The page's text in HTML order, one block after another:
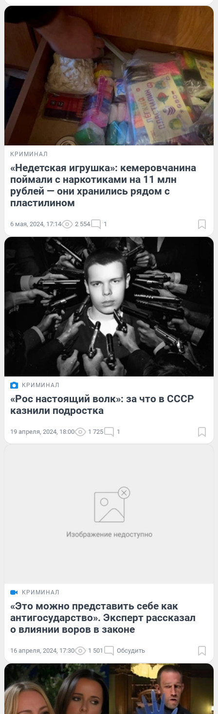
КРИМИНАЛ
«Недетская игрушка»: кемеровчанина
поймали с наркотиками на 11 млн
рублей — они хранились рядом с
пластилином
6 мая, 2024, 17:14 2 554 1
КРИМИНАЛ
«Рос настоящий волк»: за что в СССР
казнили подростка
19 апреля, 2024, 18:00 1 725 1
КРИМИНАЛ
«Это можно представить себе как
антигосударство». Эксперт рассказал
о влиянии воров в законе
16 апреля, 2024, 17:30 1 501 Обсудить